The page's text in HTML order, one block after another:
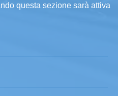
questa sezione sarà attiva